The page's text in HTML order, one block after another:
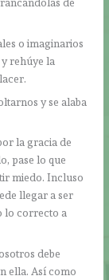
o imaginarios
rehúye la
y se alaba
la gracia de
pase lo que
miedo. Incluso
llegar a ser
lo correcto a
debe
ella. Así como